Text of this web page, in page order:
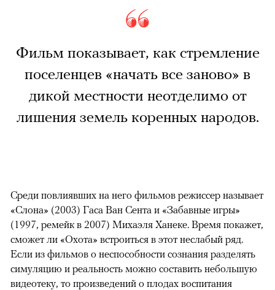
Фильм показывает, как стремление
поселенцев «начать все заново» в
дикой местности неотделимо от
лишения земель коренных народов.
Среди повлиявших на него фильмов режиссер называет
«Слона» (2003) Гаса Ван Сента и «Забавные игры»
(1997, ремейк в 2007) Михаэля Ханеке. Время покажет,
сможет ли «Охота» встроиться в этот неслабый ряд.
Если из фильмов о неспособности сознания разделять
симуляцию и реальность можно составить небольшую
видеотеку, то произведений о плодах воспитания